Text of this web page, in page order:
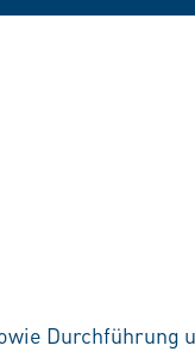
Durchführung